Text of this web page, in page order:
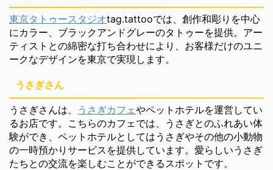
東京タトゥースタジオtag.tattooでは、創作和彫りを中心
にカラー、ブラックアンドグレーのタトゥーを提供。アー
ティストとの綿密な打ち合わせにより、お客様だけのユニ
ークなデザインを東京で実現します。
うさぎさん
うさぎさんは、 うさぎカフェやペットホテルを運営してい
るお店です。こちらのカフェでは、うさぎとのふれあい体
験ができ、ペットホテルとしてはうさぎやその他の小動物
の一時預かりサービスを提供しています。愛らしいうさぎ
たちとの交流を楽しむことができるスポットです。